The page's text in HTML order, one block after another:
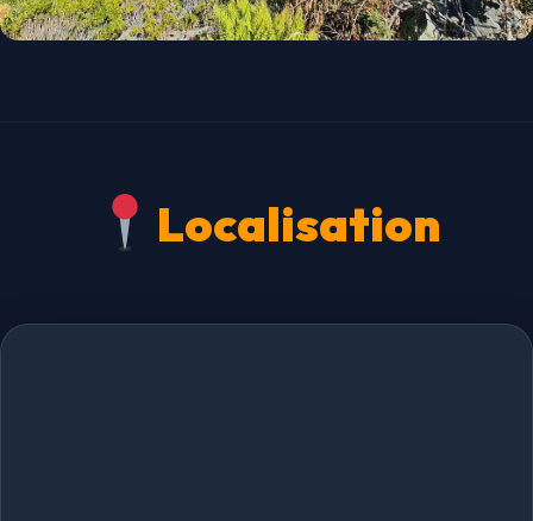
Localisation